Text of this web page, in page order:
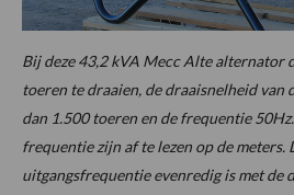
Bij deze 43,2 kVA Mecc Alte alternator
toeren te draaien, de draaisnelheid
dan 1.500 toeren en de frequentie
frequentie zijn af te lezen op de meters.
uitgangsfrequentie evenredig is met de